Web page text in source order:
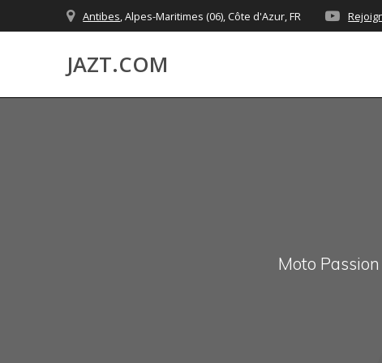
to
Antibes, Alpes-Maritimes (06), Côte d'Azur, FR
JAZT.COM
Moto